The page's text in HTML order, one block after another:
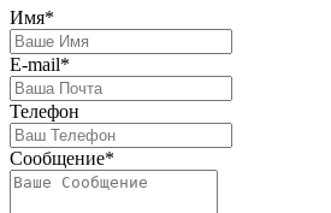
Имя*
E-mail*
Телефон
Сообщение*